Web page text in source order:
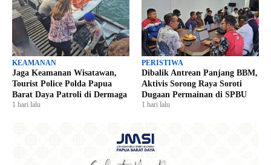
KEAMANAN
Jaga Keamanan Wisatawan,
Tourist Police Polda Papua
Barat Daya Patroli di Dermaga
1 hari lalu
PERISTIWA
Dibalik Antrean Panjang BBM,
Aktivis Sorong Raya Soroti
Dugaan Permainan di SPBU
1 hari lalu